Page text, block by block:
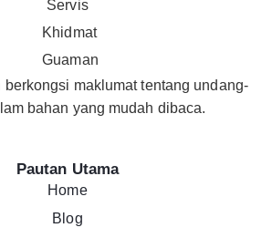
berkongsi maklumat tentang undang-
bahan yang mudah dibaca.
Pautan Utama
Home
Blog